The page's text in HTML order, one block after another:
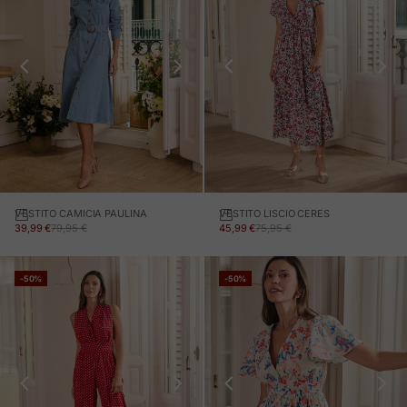
VESTITO CAMICIA PAULINA
PREZZO IN OFFERTA
39,99 €PREZZO NORMALE
79,95 €
VESTITO LISCIO CERES
PREZZO IN OFFERTA
45,99 €PREZZO NORMALE
75,95 €
-50% -50%